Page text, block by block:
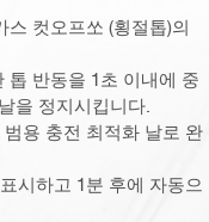
컷오프쏘 (횡절톱)의
톱 반동을 1초 이내에 중
을 정지시킵니다.
용 충전 최적화 날로 완
시하고 1분 후에 자동으